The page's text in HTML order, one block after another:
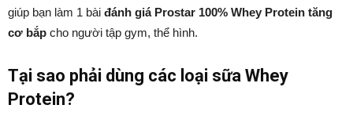
giúp bạn làm 1 bài đánh giá Prostar 100% Whey Protein tăng
cơ bắp cho người tập gym, thể hình.
Tại sao phải dùng các loại sữa Whey
Protein?